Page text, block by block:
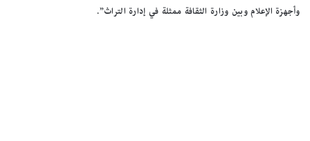
وأجهزة الإعلام وبين وزارة الثقافة ممثلة في إدارة التراث”.